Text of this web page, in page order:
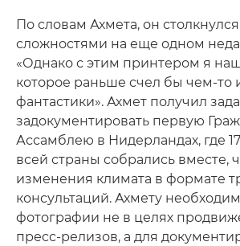
По словам Ахмета, он
сложностями на еще одном
«Однако с этим принтером я
которое раньше счел бы чем-то
фантастики». Ахмет получил
задокументировать первую
Ассамблею в Нидерландах, где
всей страны собрались вместе,
изменения климата в формате
консультаций. Ахмету
фотографии не в целях
пресс-релизов, а для